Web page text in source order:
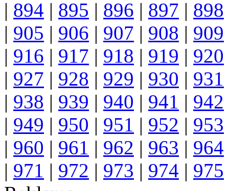
| 894 | 895 | 896 | 897 | 898
| 905 | 906 | 907 | 908 | 909
| 916 | 917 | 918 | 919 | 920
| 927 | 928 | 929 | 930 | 931
| 938 | 939 | 940 | 941 | 942
| 949 | 950 | 951 | 952 | 953
| 960 | 961 | 962 | 963 | 964
| 971 | 972 | 973 | 974 | 975